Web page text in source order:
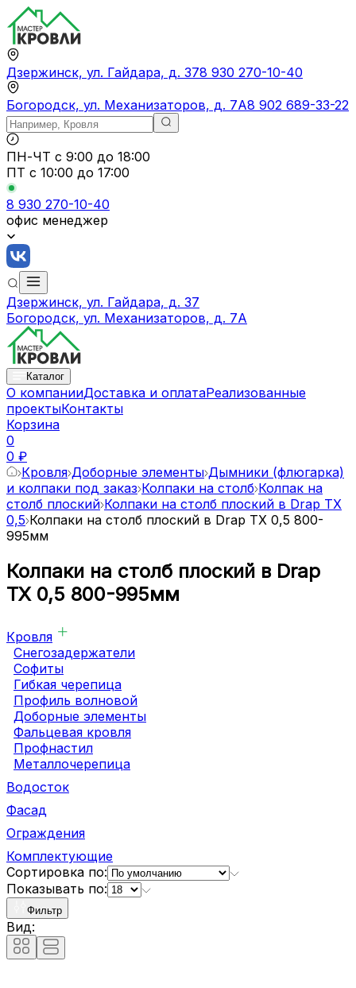
Дзержинск, ул. Гайдара, д. 378 930 270-10-40
Богородск, ул. Механизаторов, д. 7А8 902 689-33-22
ПН-ЧТ с 9:00 до 18:00
ПТ с 10:00 до 17:00
8 930 270-10-40
офис менеджер
Дзержинск, ул. Гайдара, д. 37
Богородск, ул. Механизаторов, д. 7А
Каталог
О компанииДоставка и оплатаРеализованные
проектыКонтакты
Корзина
0
0 ₽
Кровля Доборные элементы Дымники (флюгарка)
и колпаки под заказ Колпаки на столб Колпак на
столб плоский Колпаки на столб плоский в Drap TX
0,5 Колпаки на столб плоский в Drap TX 0,5 800-
995мм
Колпаки на столб плоский в Drap
TX 0,5 800-995мм
Кровля
Снегозадержатели
Софиты
Гибкая черепица
Профиль волновой
Доборные элементы
Фальцевая кровля
Профнастил
Металлочерепица
Водосток
Фасад
Ограждения
Комплектующие
Сортировка по:
Показывать по:
Фильтр
Вид: